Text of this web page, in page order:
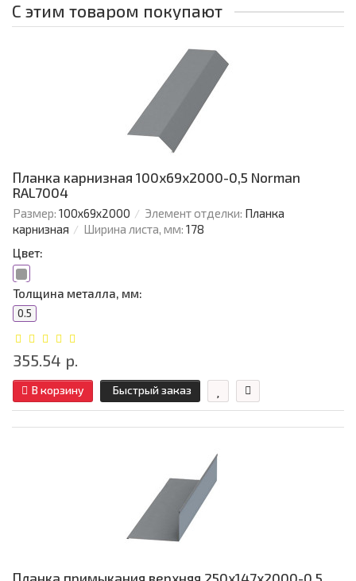
С этим товаром покупают
Планка карнизная 100х69х2000-0,5 Norman
RAL7004
Размер: 100х69х2000 Элемент отделки: Планка
карнизная
Ширина листа, мм: 178
Цвет:
Толщина металла, мм:
0.5
355.54 р.
В корзину Быстрый заказ